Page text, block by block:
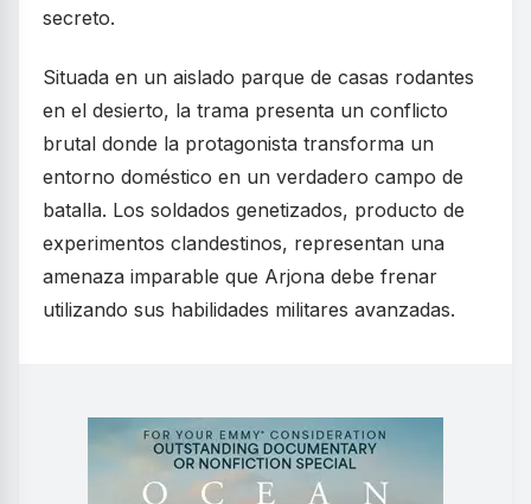
secreto.
Situada en un aislado parque de casas rodantes
en el desierto, la trama presenta un conflicto
brutal donde la protagonista transforma un
entorno doméstico en un verdadero campo de
batalla. Los soldados genetizados, producto de
experimentos clandestinos, representan una
amenaza imparable que Arjona debe frenar
utilizando sus habilidades militares avanzadas.